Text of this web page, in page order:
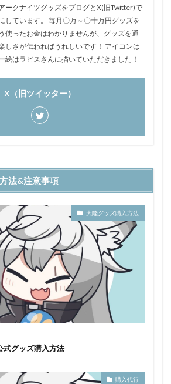
ークナイツグッズをブログとX(旧Twitter)で
しています。 毎月〇万～〇十万円グッズを
使ったお金はわかりませんが、グッズを通
しさが伝わればうれしいです！ アイコンは
絵はラピスさんに描いていただきました！
X（旧ツイッター）
法&注意事項
大陸グッズ購入方法
式グッズ購入方法
購入代行